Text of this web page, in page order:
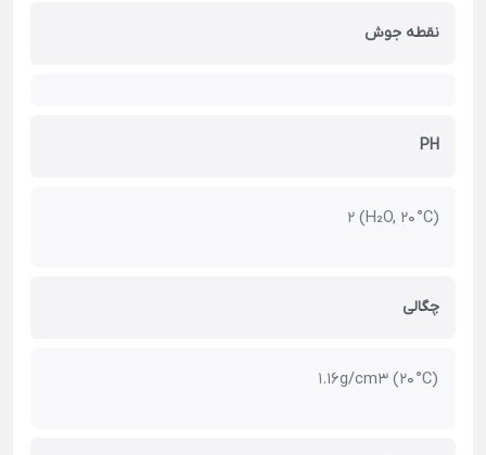
نقطه جوش
PH
2 (H₂O, 20 °C)
چگالی
1.16 g/cm3 (20 °C)